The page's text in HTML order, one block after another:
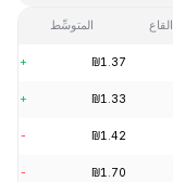
القاع المتوسِّط
₪1.37
+2.56%
₪1.33
+12.96%
₪1.42
-11.09%
₪1.70
-22.19%